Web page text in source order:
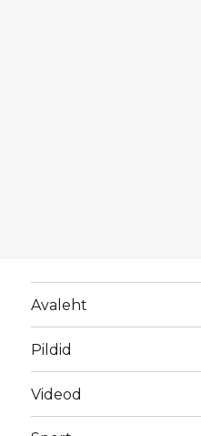
Avaleht
Pildid
Videod